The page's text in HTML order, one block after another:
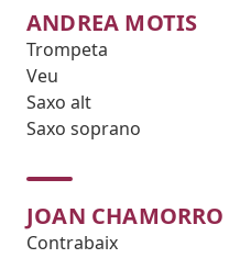
ANDREA MOTIS
Trompeta
Veu
Saxo alt
Saxo soprano
JOAN CHAMORRO
Contrabaix